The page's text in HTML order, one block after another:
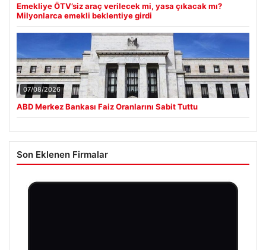
Emekliye ÖTV’siz araç verilecek mi, yasa çıkacak mı?
Milyonlarca emekli beklentiye girdi
07/08/2026
ABD Merkez Bankası Faiz Oranlarını Sabit Tuttu
Son Eklenen Firmalar